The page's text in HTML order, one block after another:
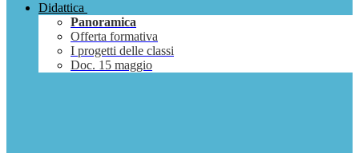
Didattica
Panoramica
Offerta formativa
I progetti delle classi
Doc. 15 maggio